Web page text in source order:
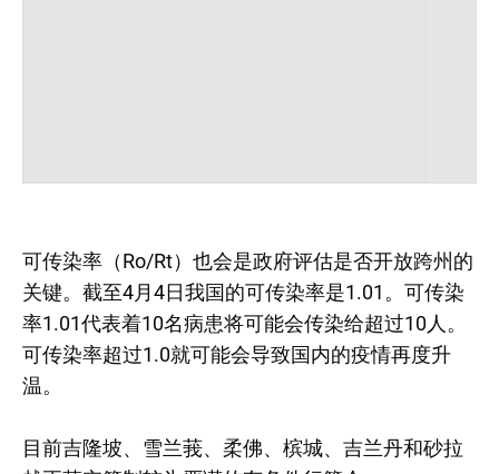
可传染率（Ro/Rt）也会是政府评估是否开放跨州的
关键。截至4月4日我国的可传染率是1.01。可传染
率1.01代表着10名病患将可能会传染给超过10人。
可传染率超过1.0就可能会导致国内的疫情再度升
温。
目前吉隆坡、雪兰莪、柔佛、槟城、吉兰丹和砂拉